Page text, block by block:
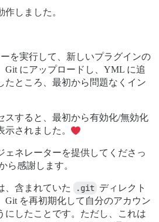
しました。
を実行して、新しいプラグインの
Git にアップロードし、YML に追
たところ、最初から問題なくイン
スすると、最初から有効化/無効化
されました。
ェネレーターを提供してくださっ
ら感謝します。
、含まれていた .git ディレクト
Git を再初期化して自分のアカウン
にしたことです。ただし、これは